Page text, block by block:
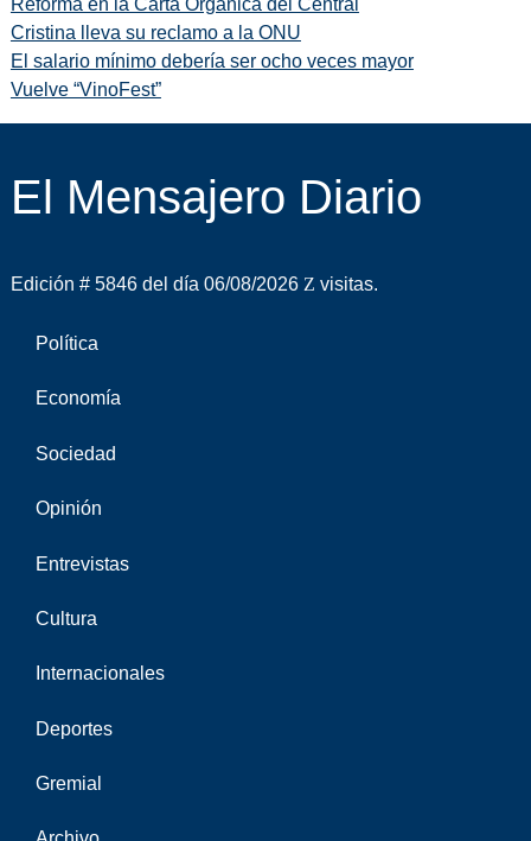
Cristina lleva su reclamo a la ONU
El salario mínimo debería ser ocho veces mayor
Vuelve “VinoFest”
El Mensajero Diario
Edición # 5846 del día 06/08/2026 visitas.
Política
Economía
Sociedad
Opinión
Entrevistas
Cultura
Internacionales
Deportes
Gremial